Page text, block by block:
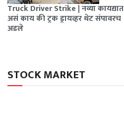
Truck Driver Strike | नव्या कायद्यात
असं काय की ट्रक ड्रायव्हर थेट संपावरच
अडले
STOCK MARKET